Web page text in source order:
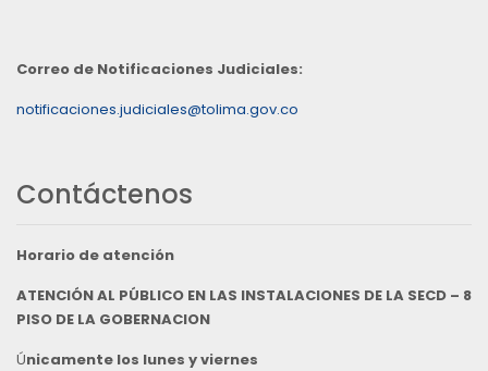
Correo de Notificaciones Judiciales:
notificaciones.judiciales@tolima.gov.co
Contáctenos
Horario de atención
ATENCIÓN AL PÚBLICO EN LAS INSTALACIONES DE LA SECD – 8
PISO DE LA GOBERNACION
Únicamente los lunes y viernes